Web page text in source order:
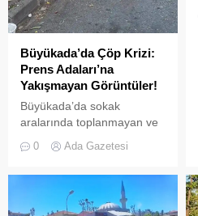
Büyükada’da Çöp Krizi:
Prens Adaları’na
Yakışmayan Görüntüler!
Büyükada’da sokak
aralarında toplanmayan ve
tepkisine neden
aylarında hem yerli hem de
yabancı turistlerin akınına
0 Ada Gazetesi